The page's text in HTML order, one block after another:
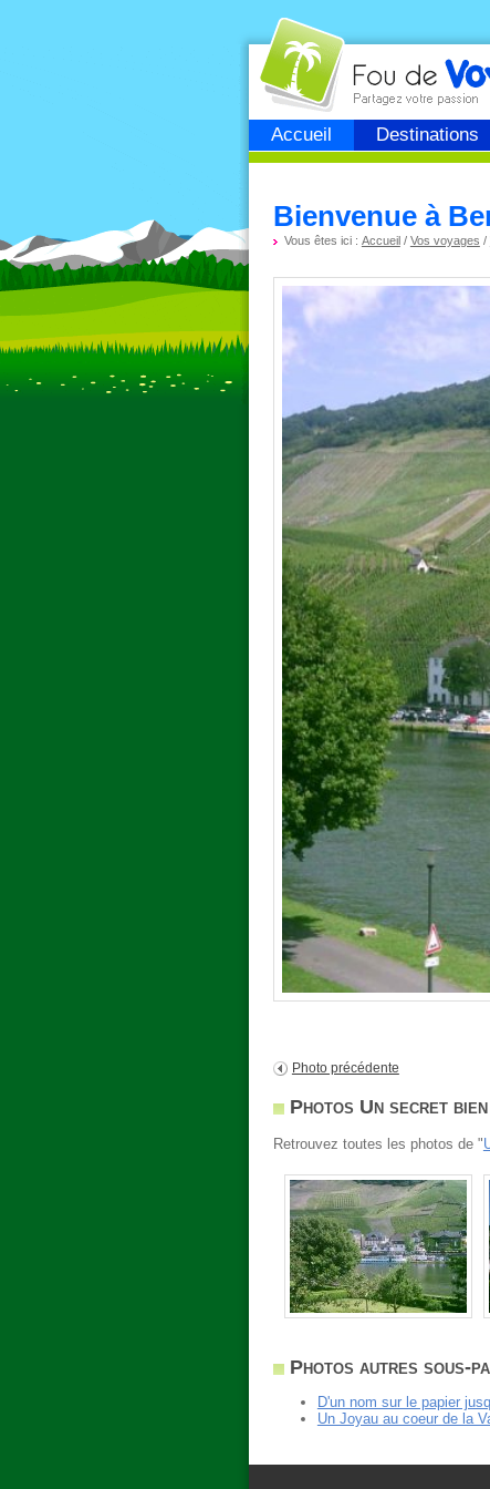
Accueil Destinations
Fou devoyage
Bienvenue à
Vous êtes ici : Accueil/ Vos voyages /
Photo précédente
Photos Un secret
Retrouvez toutes les photos de "
Photos autres sous-
D'un nom sur le papier
Un Joyau au coeur de la